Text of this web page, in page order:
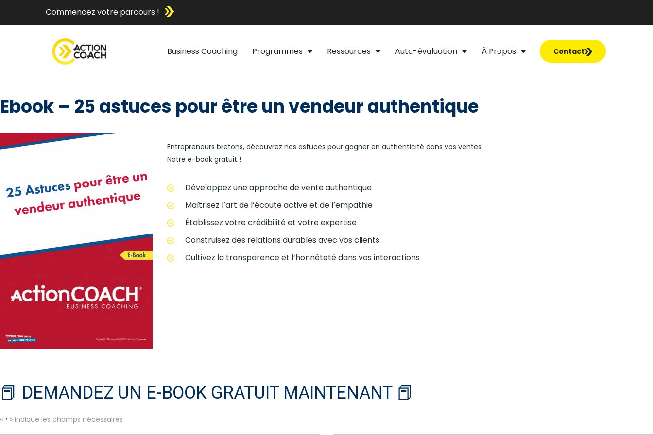
Commencez votre parcours !
Business Coaching Programmes Ressources Auto-évaluation À Propos Contact
Ebook – 25 astuces pour être un vendeur authentique
Entrepreneurs bretons, découvrez nos astuces pour gagner en authenticité dans vos ventes.
Notre e-book gratuit !
Développez une approche de vente authentique
Maîtrisez l’art de l’écoute active et de l’empathie
Établissez votre crédibilité et votre expertise
Construisez des relations durables avec vos clients
Cultivez la transparence et l’honnêteté dans vos interactions
📕 DEMANDEZ UN E-BOOK GRATUIT MAINTENANT 📕
« * » indique les champs nécessaires